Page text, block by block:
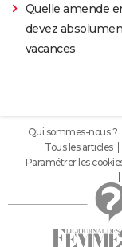
Quelle amende
devez
vacances
Qui sommes-nous ?
Tous les articles
Paramétrer les